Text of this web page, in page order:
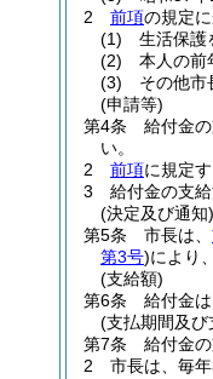
2
前項の規定に
(1)
生活保護
(2)
本人の前
(3)
その他市
(申請等)
第4条
給付金
い。
2
前項に規定
3
給付金の支
(決定及び通知)
第5条
市長は、
第3号)により
(支給額)
第6条
給付金
(支払期間及び
第7条
給付金の
2
市長は、毎